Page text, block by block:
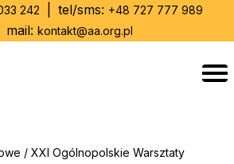
242 tel/sms: +48 727 777 989
mail: kontakt@aa.org.pl
/ XXI Ogólnopolskie Warsztaty